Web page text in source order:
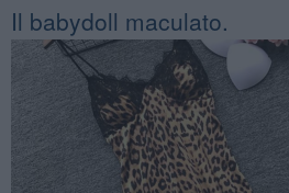
​Il babydoll maculato.